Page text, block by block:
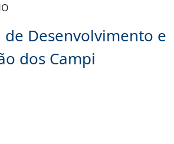
Desenvolvimento e
dos Campi